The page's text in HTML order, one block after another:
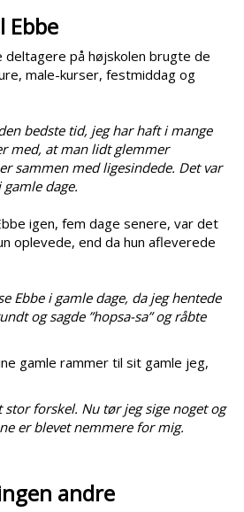
Ebbe
deltagere på højskolen brugte de
male-kurser, festmiddag og
bedste tid, jeg har haft i mange
med, at man lidt glemmer
sammen med ligesindede. Det var
dage.
igen, fem dage senere, var det
oplevede, end da hun afleverede
Ebbe i gamle dage, da jeg hentede
og sagde ”hopsa-sa” og råbte
gamle rammer til sit gamle jeg,
stor forskel. Nu tør jeg sige noget og
er blevet nemmere for mig.
andre